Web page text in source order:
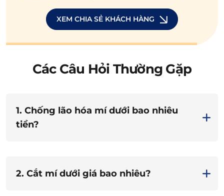
XEM CHIA SẺ KHÁCH HÀNG
Các Câu Hỏi Thường Gặp
1. Chống lão hóa mí dưới bao nhiêu
tiền?
2. Cắt mí dưới giá bao nhiêu?